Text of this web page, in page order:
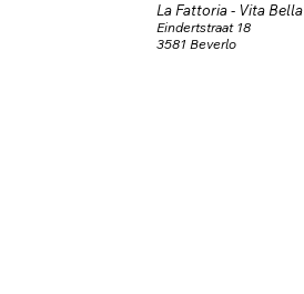
La Fattoria - Vita Bella
Eindertstraat 18
3581 Beverlo